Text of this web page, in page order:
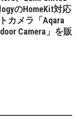
のHomeKit対応
カメラ「Aqara
Camera」を販